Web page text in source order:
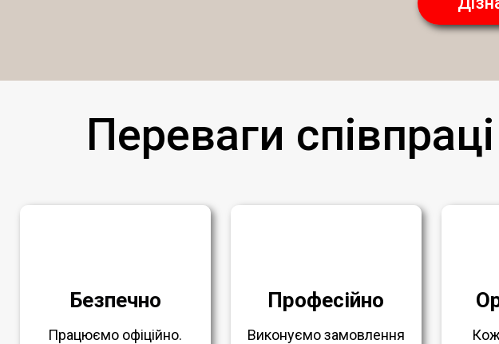
Переваги співпраці
Безпечно
Працюємо офіційно.
Професійно
Виконуємо замовлення